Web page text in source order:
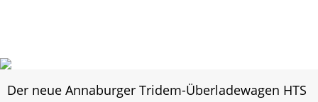
Der neue Annaburger Tridem-Überladewagen HTS